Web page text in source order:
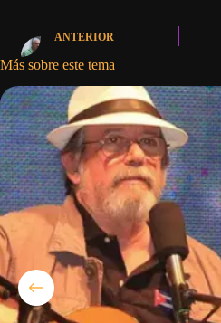
ANTERIOR
Más sobre este tema